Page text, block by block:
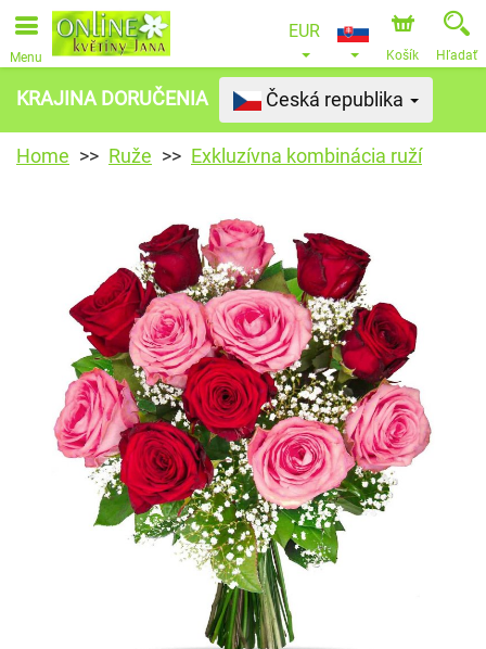
Menu
EUR
Košík Hľadať
KRAJINA DORUČENIA Česká republika
Home Ruže Exkluzívna kombinácia ruží